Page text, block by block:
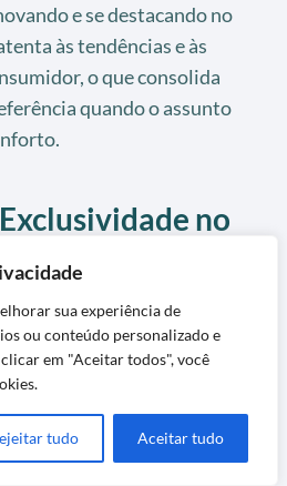
sua experiência de
ou conteúdo personalizado e
em "Aceitar todos", você
tudo Aceitar tudo
e se destacando no
às tendências e às
o que consolida
quando o assunto
no
Casal Buddemeyer:
em sua rotina diária é
de decoração: é um
de alta qualidade em